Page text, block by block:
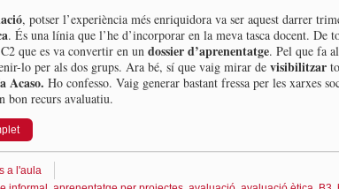
, potser l’experiència més enriquidora va ser aquest darrer
. És una línia que l’he d’incorporar en la meva tasca docent. De
que es va convertir en un dossier d’aprenentatge. Pel que fa al
lo per als dos grups. Ara bé, sí que vaig mirar de visibilitzar
Acaso. Ho confesso. Vaig generar bastant fressa per les xarxes
bon recurs avaluatiu.
a l'aula